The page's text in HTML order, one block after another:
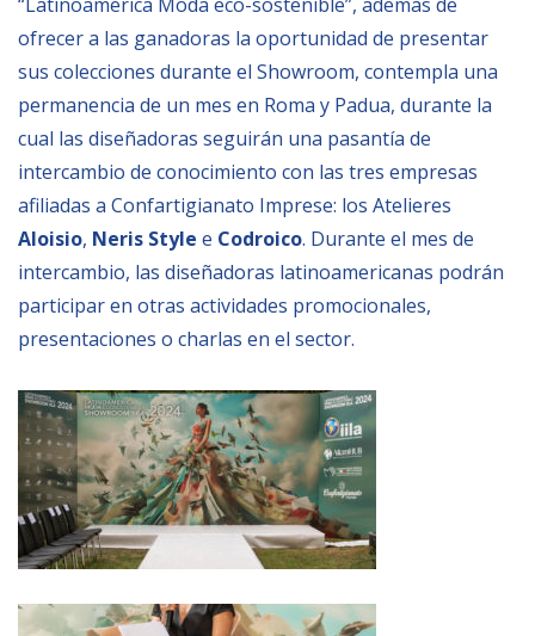
ofrecer a las ganadoras la oportunidad de presentar
sus colecciones durante el Showroom, contempla una
permanencia de un mes en Roma y Padua, durante la
cual las diseñadoras seguirán una pasantía de
intercambio de conocimiento con las tres empresas
afiliadas a Confartigianato Imprese: los Atelieres
Aloisio, Neris Style e Codroico. Durante el mes de
intercambio, las diseñadoras latinoamericanas podrán
participar en otras actividades promocionales,
presentaciones o charlas en el sector.